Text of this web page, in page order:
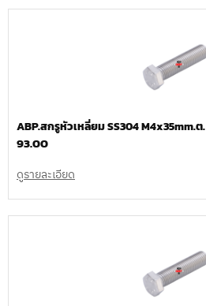
ABP.สกรูหัวเหลี่ยม SS304 M4x35mm.ต.
93.00
ดูรายละเอียด